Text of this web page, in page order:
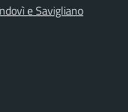
e Savigliano